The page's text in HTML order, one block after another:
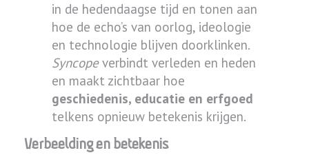
in de hedendaagse tijd en tonen aan
hoe de echo’s van oorlog, ideologie
en technologie blijven doorklinken.
Syncopeverbindt verleden en heden
en maakt zichtbaar hoe
geschiedenis, educatie en erfgoed
telkens opnieuw betekenis krijgen.
Verbeelding en betekenis